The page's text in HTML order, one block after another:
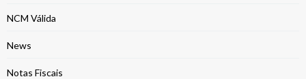
NCM Válida
News
Notas Fiscais